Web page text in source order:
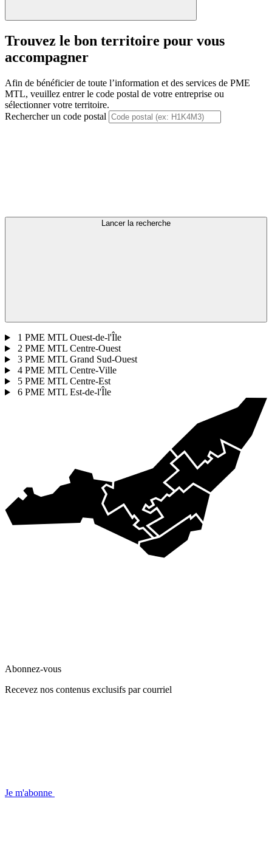
Trouvez le bon territoire pour vous
accompagner
Afin de bénéficier de toute l’information et des services de PME
MTL, veuillez entrer le code postal de votre entreprise ou
sélectionner votre territoire.
Rechercher un code postal
Lancer la recherche
1 PME MTL Ouest-de-l'Île
2 PME MTL Centre-Ouest
3 PME MTL Grand Sud-Ouest
4 PME MTL Centre-Ville
5 PME MTL Centre-Est
6 PME MTL Est-de-l'Île
Abonnez-vous
Recevez nos contenus exclusifs par courriel
Je m'abonne